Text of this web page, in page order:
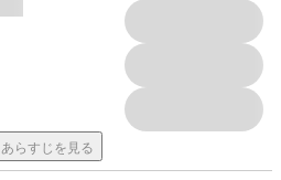
あらすじを見る